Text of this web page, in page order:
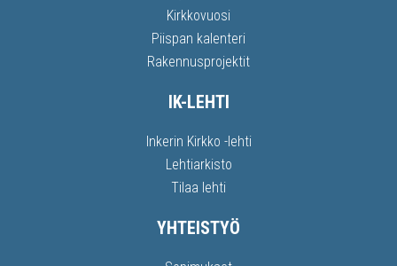
Kirkkovuosi
Piispan kalenteri
Rakennusprojektit
IK-LEHTI
Inkerin Kirkko -lehti
Lehtiarkisto
Tilaa lehti
YHTEISTYÖ